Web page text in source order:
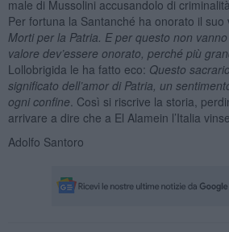
male di Mussolini accusandolo di
Per fortuna la Santanché ha onorato il
Morti per la Patria. E per questo non
valore dev’essere onorato, perché più
Lollobrigida le ha fatto eco: Questo
significato dell’amor di Patria, un
ogni confine . Così si riscrive la storia,
arrivare a dire che a El Alamein l’Italia
Adolfo Santoro